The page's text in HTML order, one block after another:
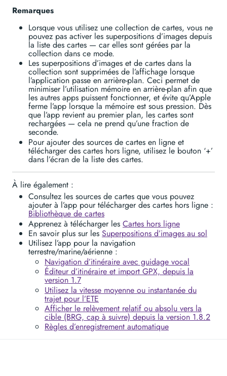
Remarques
Lorsque vous utilisez une collection de cartes, vous ne
pouvez pas activer les superpositions d’images depuis
la liste des cartes — car elles sont gérées par la
collection dans ce mode.
Les superpositions d’images et de cartes dans la
collection sont supprimées de l’affichage lorsque
l’application passe en arrière-plan. Ceci permet de
minimiser l’utilisation mémoire en arrière-plan afin que
les autres apps puissent fonctionner, et évite qu’Apple
ferme l’app lorsque la mémoire est sous pression. Dès
que l’app revient au premier plan, les cartes sont
rechargées — cela ne prend qu’une fraction de
seconde.
Pour ajouter des sources de cartes en ligne et
télécharger des cartes hors ligne, utilisez le bouton ‘+’
dans l’écran de la liste des cartes.
À lire également :
Consultez les sources de cartes que vous pouvez
ajouter à l’app pour télécharger des cartes hors ligne :
Bibliothèque de cartes
Apprenez à télécharger les Cartes hors ligne
En savoir plus sur les Superpositions d’images au sol
Utilisez l’app pour la navigation
terrestre/marine/aérienne :
Navigation d’itinéraire avec guidage vocal
Éditeur d’itinéraire et import GPX, depuis la
version 1.7
Utilisez la vitesse moyenne ou instantanée du
trajet pour l’ETE
Afficher le relèvement relatif ou absolu vers la
cible (BRG, cap à suivre) depuis la version 1.8.2
Règles d’enregistrement automatique